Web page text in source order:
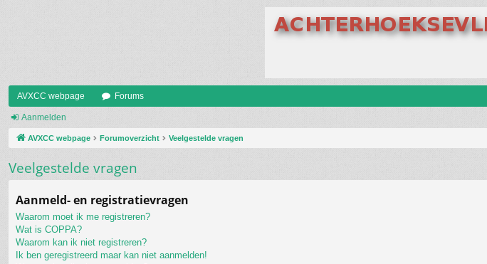
AVXCC webpage Forums
Aanmelden
AVXCC webpage Forumoverzicht Veelgestelde vragen
Veelgestelde vragen
Aanmeld- en registratievragen
Waarom moet ik me registreren?
Wat is COPPA?
Waarom kan ik niet registreren?
Ik ben geregistreerd maar kan niet aanmelden!